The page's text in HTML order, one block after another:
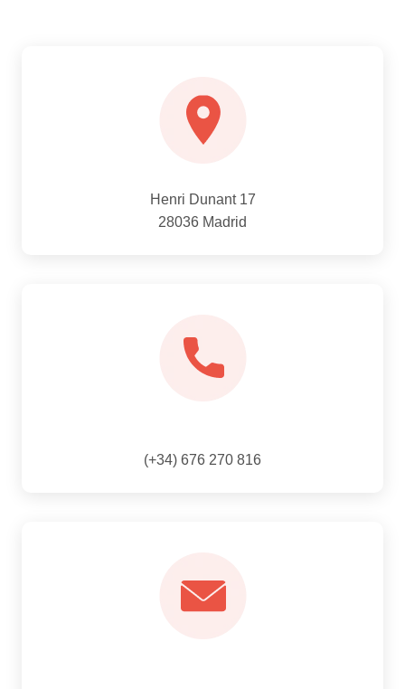
Henri Dunant 17
28036 Madrid
(+34) 676 270 816